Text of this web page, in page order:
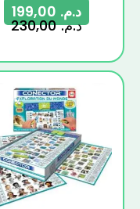
د.م.230,00
د.م.
-17%